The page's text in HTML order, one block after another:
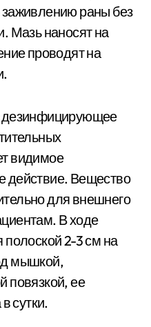
заживлению раны без
Мазь наносят на
проводят на
дезинфицирующее
видимое
действие. Вещество
для внешнего
В ходе
полоской 2-3 см на
мышкой,
повязкой, ее
сутки.